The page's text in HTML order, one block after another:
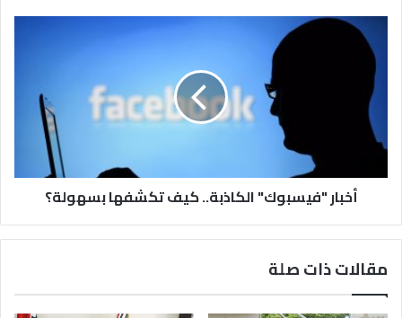
أخبار "فيسبوك" الكاذبة.. كيف تكشفها بسهولة؟
مقالات ذات صلة